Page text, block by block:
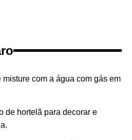
misture com a água com gás em
de hortelã para decorar e